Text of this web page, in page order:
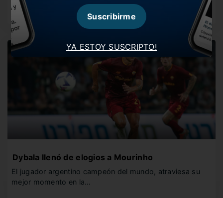
League. Se viene…
Dybala llenó de elogios a Mourinho
El jugador argentino campeón del mundo, atraviesa su
mejor momento en la…
YA ESTOY SUSCRIPTO!
Suscribirme